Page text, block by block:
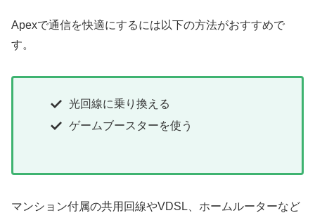
Apexで通信を快適にするには以下の方法がおすすめで
す。
光回線に乗り換える
ゲームブースターを使う
マンション付属の共用回線やVDSL、ホームルーターなど